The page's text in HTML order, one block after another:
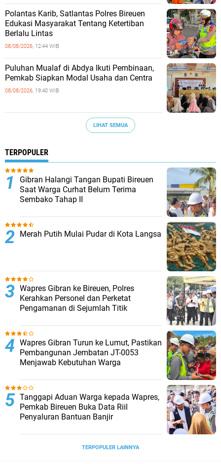
Polantas Karib, Satlantas Polres Bireuen
Edukasi Masyarakat Tentang Ketertiban
Berlalu Lintas
08/08/2026, 12:44 WIB
Puluhan Mualaf di Abdya Ikuti Pembinaan,
Pemkab Siapkan Modal Usaha dan Centra
08/08/2026, 19:40 WIB
LIHAT SEMUA
TERPOPULER
Gibran Halangi Tangan Bupati Bireuen
Saat Warga Curhat Belum Terima
Sembako Tahap II
Merah Putih Mulai Pudar di Kota Langsa
Wapres Gibran ke Bireuen, Polres
Kerahkan Personel dan Perketat
Pengamanan di Sejumlah Titik
Wapres Gibran Turun ke Lumut, Pastikan
Pembangunan Jembatan JT-0053
Menjawab Kebutuhan Warga
Tanggapi Aduan Warga kepada Wapres,
Pemkab Bireuen Buka Data Riil
Penyaluran Bantuan Banjir
TERPOPULER LAINNYA